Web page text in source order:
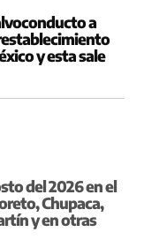
a
y esta sale
del 2026 en el
Chupaca,
y en otras